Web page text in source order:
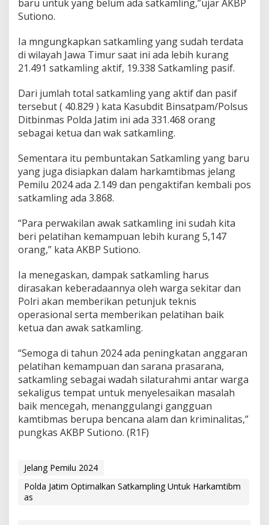
baru untuk yang belum ada satkamling,”ujar AKBP
Sutiono.
Ia mngungkapkan satkamling yang sudah terdata
di wilayah Jawa Timur saat ini ada lebih kurang
21.491 satkamling aktif, 19.338 Satkamling pasif.
Dari jumlah total satkamling yang aktif dan pasif
tersebut ( 40.829 ) kata Kasubdit Binsatpam/Polsus
Ditbinmas Polda Jatim ini ada 331.468 orang
sebagai ketua dan wak satkamling.
Sementara itu pembuntakan Satkamling yang baru
yang juga disiapkan dalam harkamtibmas jelang
Pemilu 2024 ada 2.149 dan pengaktifan kembali pos
satkamling ada 3.868.
“Para perwakilan awak satkamling ini sudah kita
beri pelatihan kemampuan lebih kurang 5,147
orang,” kata AKBP Sutiono.
Ia menegaskan, dampak satkamling harus
dirasakan keberadaannya oleh warga sekitar dan
Polri akan memberikan petunjuk teknis
operasional serta memberikan pelatihan baik
ketua dan awak satkamling.
“Semoga di tahun 2024 ada peningkatan anggaran
pelatihan kemampuan dan sarana prasarana,
satkamling sebagai wadah silaturahmi antar warga
sekaligus tempat untuk menyelesaikan masalah
baik mencegah, menanggulangi gangguan
kamtibmas berupa bencana alam dan kriminalitas,”
pungkas AKBP Sutiono. (R1F)
Jelang Pemilu 2024
Polda Jatim Optimalkan Satkampling Untuk Harkamtibm
as